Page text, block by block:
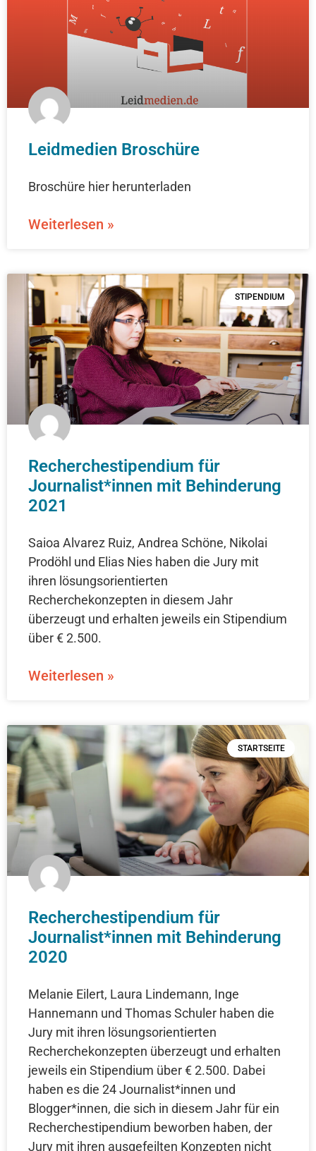
Leidmedien Broschüre
Broschüre hier herunterladen
Weiterlesen »
STIPENDIUM
Recherchestipendium für
Journalist*innen mit Behinderung
2021
Saioa Alvarez Ruiz, Andrea Schöne, Nikolai
Prodöhl und Elias Nies haben die Jury mit
ihren lösungsorientierten
Recherchekonzepten in diesem Jahr
überzeugt und erhalten jeweils ein Stipendium
über € 2.500.
Weiterlesen »
STARTSEITE
Recherchestipendium für
Journalist*innen mit Behinderung
2020
Melanie Eilert, Laura Lindemann, Inge
Hannemann und Thomas Schuler haben die
Jury mit ihren lösungsorientierten
Recherchekonzepten überzeugt und erhalten
jeweils ein Stipendium über € 2.500. Dabei
haben es die 24 Journalist*innen und
Blogger*innen, die sich in diesem Jahr für ein
Recherchestipendium beworben haben, der
Jury mit ihren ausgefeilten Konzepten nicht